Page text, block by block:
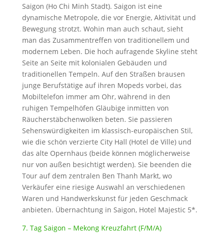
Saigon (Ho Chi Minh Stadt). Saigon ist eine
dynamische Metropole, die vor Energie, Aktivität und
Bewegung strotzt. Wohin man auch schaut, sieht
man das Zusammentreffen von traditionellem und
modernem Leben. Die hoch aufragende Skyline steht
Seite an Seite mit kolonialen Gebäuden und
traditionellen Tempeln. Auf den Straßen brausen
junge Berufstätige auf ihren Mopeds vorbei, das
Mobiltelefon immer am Ohr, während in den
ruhigen Tempelhöfen Gläubige inmitten von
Räucherstäbchenwolken beten. Sie passieren
Sehenswürdigkeiten im klassisch-europäischen Stil,
wie die schön verzierte City Hall (Hotel de Ville) und
das alte Opernhaus (beide können möglicherweise
nur von außen besichtigt werden). Sie beenden die
Tour auf dem zentralen Ben Thanh Markt, wo
Verkäufer eine riesige Auswahl an verschiedenen
Waren und Handwerkskunst für jeden Geschmack
anbieten. Übernachtung in Saigon, Hotel Majestic 5*.
7. Tag Saigon – Mekong Kreuzfahrt (F/M/A)